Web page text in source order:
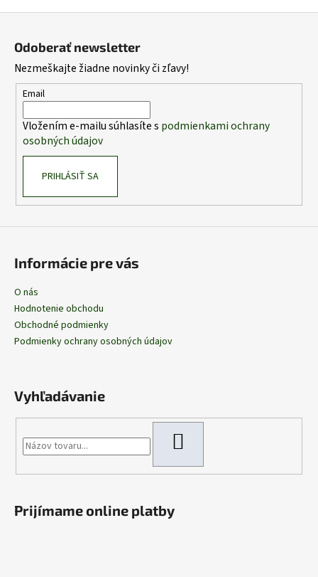
Odoberať newsletter
Nezmeškajte žiadne novinky či zľavy!
Email
Vložením e-mailu súhlasíte s podmienkami ochrany
osobných údajov
PRIHLÁSIŤ SA
Informácie pre vás
O nás
Hodnotenie obchodu
Obchodné podmienky
Podmienky ochrany osobných údajov
Vyhľadávanie
Prijímame online platby